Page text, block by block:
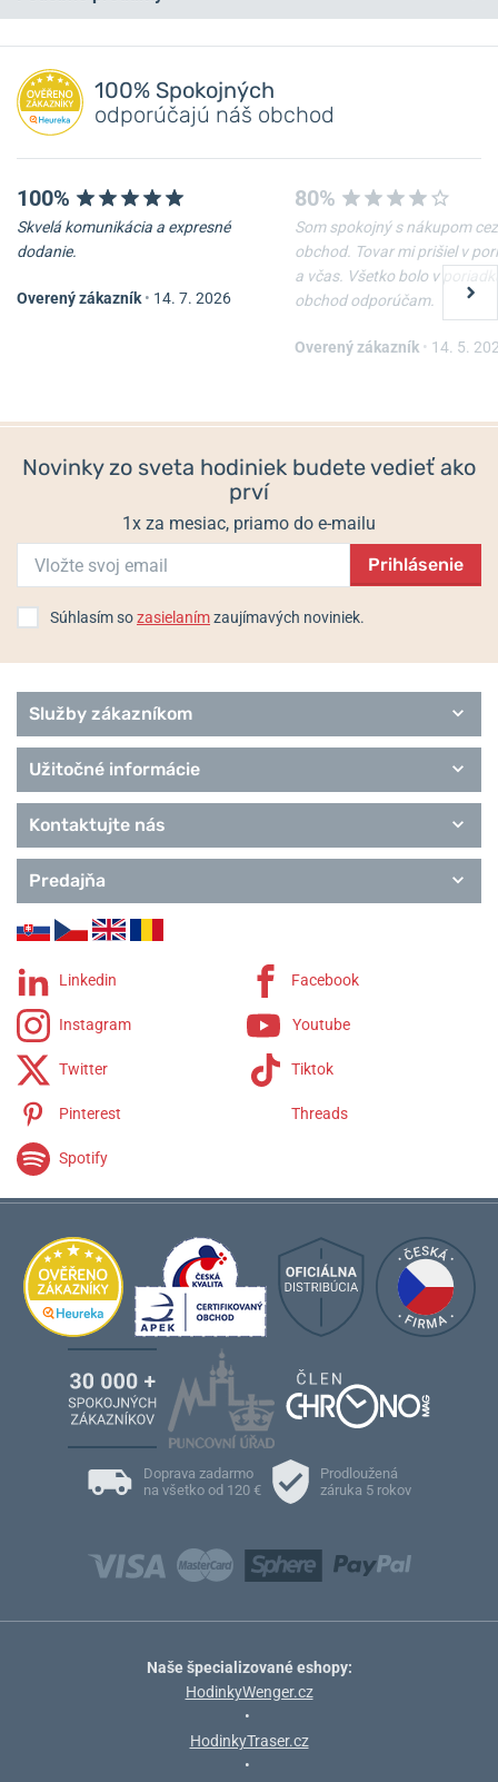
Máte otázku? Zanechajte nám komentár
Pridať dotaz
Náhrdelník Boccia Titanium
150 €
-20%
Náhrdelník Boccia Titanium
179 €
100% Spokojných
odporúčajú náš obchod
100%
Skvelá komunikácia a expresné
dodanie.
Overený zákazník • 14. 7. 2026
80%
Som spokojný s nákupom cez
obchod. Tovar mi prišiel v
a včas. Všetko bolo v
obchod odporúčam.
Overený zákazník • 14. 5.
Novinky zo sveta hodiniek budete vedieť ako
prví
1x za mesiac, priamo do e-mailu
Prihlásenie
Súhlasím sozasielanímzaujímavých noviniek.
Služby zákazníkom
Užitočné informácie
Kontaktujte nás
Predajňa
Linkedin Facebook
Instagram Youtube
Twitter Tiktok
Pinterest Threads
Spotify
Doprava zadarmo
na všetko od 120 €
Prodloužená
záruka 5 rokov
Naše špecializované eshopy:
HodinkyWenger.cz
•
HodinkyTraser.cz
•